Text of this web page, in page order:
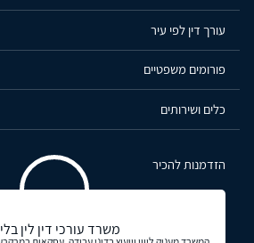
עורך דין לפי עיר
פורומים משפטיים
כלים ושירותים
הזדמנות להכיר
משרד עורכי דין לין